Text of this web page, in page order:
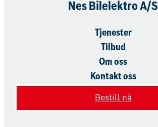
Nes Bilelektro A/S
Tjenester
Tilbud
Om oss
Kontakt oss
Bestill nå